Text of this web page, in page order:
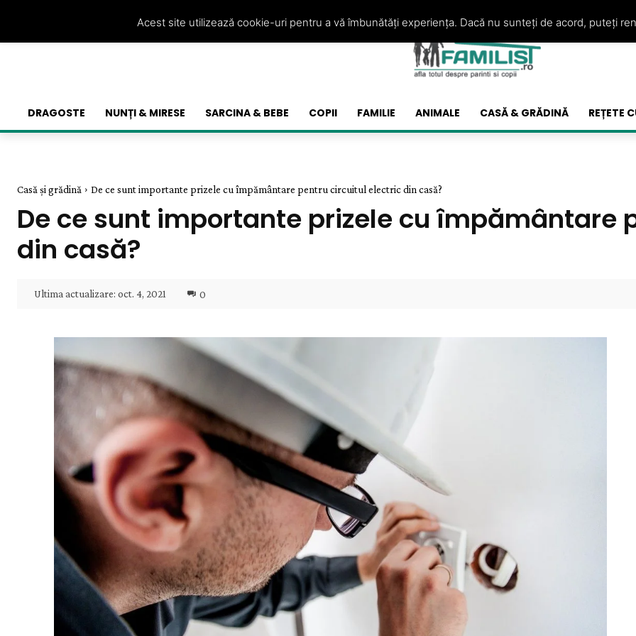
DRAGOSTE NUNȚI & MIRESE SARCINA & BEBE COPII FAMILIE ANIMALE CASĂ & GRĂDINĂ REȚETE
Casă și grădină De ce sunt importante prizele cu împământare pentru circuitul electric din casă?
De ce sunt importante prizele cu împământare
din casă?
Ultima actualizare: oct. 4, 2021 0
Acest site utilizează cookie-uri pentru a vă îmbunătăți experiența. Dacă nu sunteți de acord, puteți